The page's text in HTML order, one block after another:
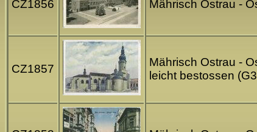
CZ1856 Mährisch Ostrau -
CZ1857
Mährisch Ostrau -
leicht bestossen